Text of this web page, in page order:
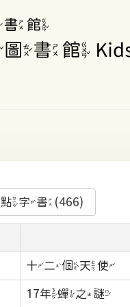
點字書(466)
十二個天使
17年蟬之謎